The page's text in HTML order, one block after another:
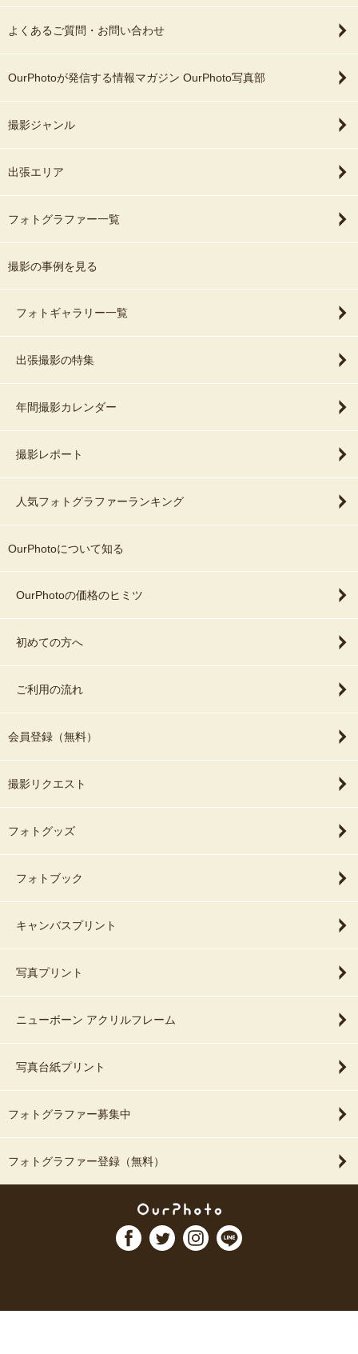
よくあるご質問・お問い合わせ
OurPhotoが発信する情報マガジン OurPhoto写真部
撮影ジャンル
出張エリア
フォトグラファー一覧
撮影の事例を見る
フォトギャラリー一覧
出張撮影の特集
年間撮影カレンダー
撮影レポート
人気フォトグラファーランキング
OurPhotoについて知る
OurPhotoの価格のヒミツ
初めての方へ
ご利用の流れ
会員登録（無料）
撮影リクエスト
フォトグッズ
フォトブック
キャンバスプリント
写真プリント
ニューボーン アクリルフレーム
写真台紙プリント
フォトグラファー募集中
フォトグラファー登録（無料）